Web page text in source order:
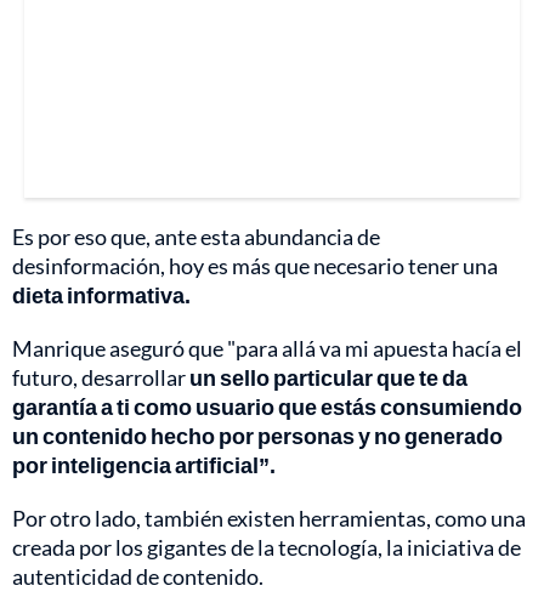
Es por eso que, ante esta abundancia de
desinformación, hoy es más que necesario tener una
dieta informativa.
Manrique aseguró que "para allá va mi apuesta hacía el
futuro, desarrollarun sello particular que te da
garantía a ti como usuario que estás consumiendo
un contenido hecho por personas y no generado
por inteligencia artificial”.
Por otro lado, también existen herramientas, como una
creada por los gigantes de la tecnología, la iniciativa de
autenticidad de contenido.